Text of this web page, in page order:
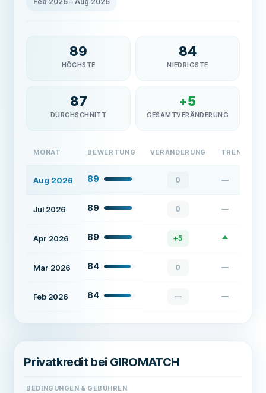
89
HÖCHSTE
84
NIEDRIGSTE
87
DURCHSCHNITT
+5
GESAMTVERÄNDERUNG
MONAT BEWERTUNG VERÄNDERUNG TREND
Aug 2026 89 0
Jul 2026 89 0
Apr 2026 89 +5
Mar 2026 84 0
Feb 2026 84 —
Privatkredit bei GIROMATCH
BEDINGUNGEN & GEBÜHREN